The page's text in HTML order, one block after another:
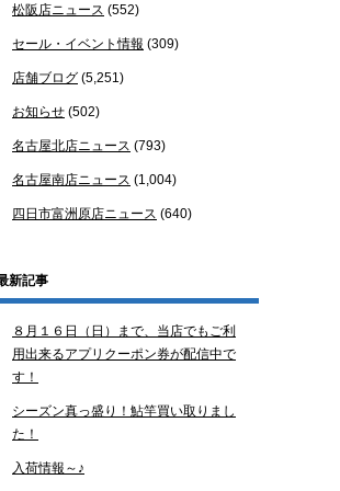
松阪店ニュース (552)
セール・イベント情報 (309)
店舗ブログ (5,251)
お知らせ (502)
名古屋北店ニュース (793)
名古屋南店ニュース (1,004)
四日市富洲原店ニュース (640)
新記事
８月１６日（日）まで、当店でもご利
用出来るアプリクーポン券が配信中で
す！
シーズン真っ盛り！鮎竿買い取りまし
た！
入荷情報～♪